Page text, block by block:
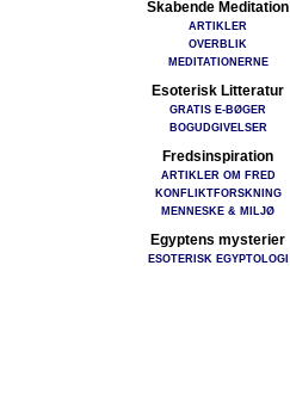
Skabende Meditation
ARTIKLER
OVERBLIK
MEDITATIONERNE
Esoterisk Litteratur
GRATIS E-BØGER
BOGUDGIVELSER
Fredsinspiration
ARTIKLER OM FRED
KONFLIKTFORSKNING
MENNESKE & MILJØ
Egyptens mysterier
ESOTERISK EGYPTOLOGI